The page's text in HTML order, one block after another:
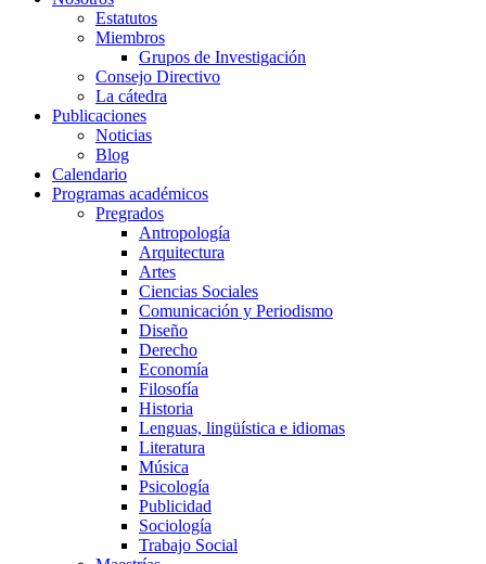
Estatutos
Miembros
Grupos de Investigación
Consejo Directivo
La cátedra
Publicaciones
Noticias
Blog
Calendario
Programas académicos
Pregrados
Antropología
Arquitectura
Artes
Ciencias Sociales
Comunicación y Periodismo
Diseño
Derecho
Economía
Filosofía
Historia
Lenguas, lingüística e idiomas
Literatura
Música
Psicología
Publicidad
Sociología
Trabajo Social